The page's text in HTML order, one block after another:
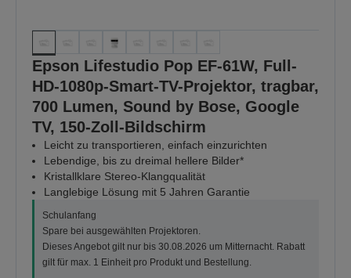
Epson Lifestudio Pop EF-61W, Full-
HD-1080p-Smart-TV-Projektor, tragbar,
700 Lumen, Sound by Bose, Google
TV, 150-Zoll-Bildschirm
Leicht zu transportieren, einfach einzurichten
Lebendige, bis zu dreimal hellere Bilder*
Kristallklare Stereo-Klangqualität
Langlebige Lösung mit 5 Jahren Garantie
Schulanfang
Spare bei ausgewählten Projektoren.
Dieses Angebot gilt nur bis 30.08.2026 um Mitternacht. Rabatt
gilt für max. 1 Einheit pro Produkt und Bestellung.